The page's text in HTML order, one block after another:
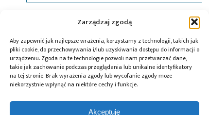
Zarządzaj zgodą
Aby zapewnić jak najlepsze wrażenia, korzystamy z technologii, takich jak
pliki cookie, do przechowywania i/lub uzyskiwania dostępu do informacji o
urządzeniu. Zgoda na te technologie pozwoli nam przetwarzać dane,
takie jak zachowanie podczas przeglądania lub unikalne identyfikatory
na tej stronie. Brak wyrażenia zgody lub wycofanie zgody może
niekorzystnie wpłynąć na niektóre cechy i funkcje.
Akceptuję
analiza sygnałów EKG,DeepRhythmAI
Medicalgorithmics,VCAST
Przeczytaj również: